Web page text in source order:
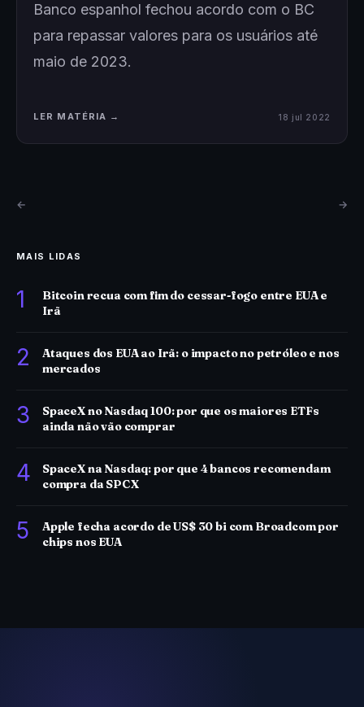
Banco espanhol fechou acordo com o BC
para repassar valores para os usuários até
maio de 2023.
LER MATÉRIA → 18 jul 2022
← →
MAIS LIDAS
1
Bitcoin recua com fim do cessar-fogo entre EUA e
Irã
2
Ataques dos EUA ao Irã: o impacto no petróleo e nos
mercados
3
SpaceX no Nasdaq 100: por que os maiores ETFs
ainda não vão comprar
4
SpaceX na Nasdaq: por que 4 bancos recomendam
compra da SPCX
5
Apple fecha acordo de US$ 30 bi com Broadcom por
chips nos EUA